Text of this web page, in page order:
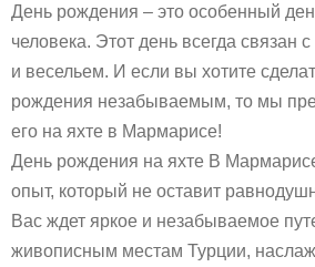
День рождения – это особенный
человека. Этот день всегда связан
и весельем. И если вы хотите
рождения незабываемым, то мы
его на яхте в Мармарисе!
День рождения на яхте В
опыт, который не оставит
Вас ждет яркое и незабываемое
живописным местам Турции,